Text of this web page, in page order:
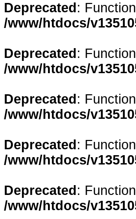
Deprecated :
/www/htdocs/
Deprecated :
/www/htdocs/
Deprecated :
/www/htdocs/
Deprecated :
/www/htdocs/
Deprecated :
/www/htdocs/